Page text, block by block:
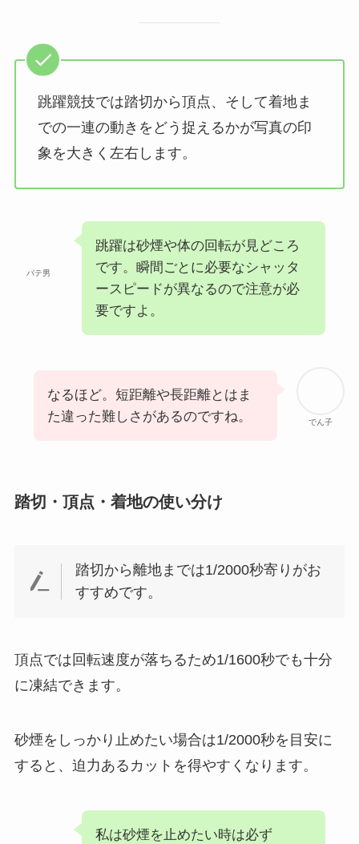
跳躍競技では踏切から頂点、そして着地ま
での一連の動きをどう捉えるかが写真の印
象を大きく左右します。
バテ男
跳躍は砂煙や体の回転が見どころ
です。瞬間ごとに必要なシャッタ
ースピードが異なるので注意が必
要ですよ。
でん子
なるほど。短距離や長距離とはま
た違った難しさがあるのですね。
踏切・頂点・着地の使い分け
踏切から離地までは1/2000秒寄りがお
すすめです。
頂点では回転速度が落ちるため1/1600秒でも十分
に凍結できます。
砂煙をしっかり止めたい場合は1/2000秒を目安に
すると、迫力あるカットを得やすくなります。
私は砂煙を止めたい時は必ず